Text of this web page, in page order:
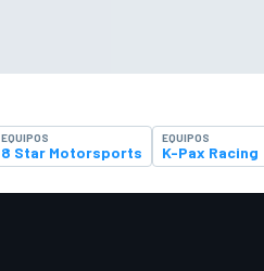
EQUIPOS
8 Star Motorsports
EQUIPOS
K-Pax Racing